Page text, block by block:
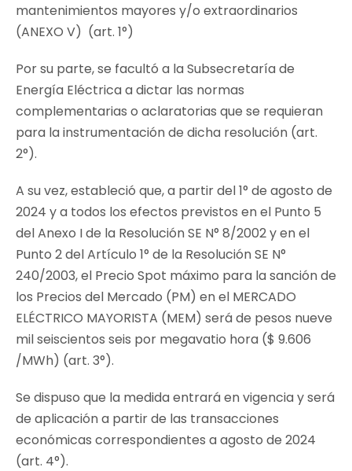
mantenimientos mayores y/o extraordinarios
(ANEXO V) (art. 1°)
Por su parte, se facultó a la Subsecretaría de
Energía Eléctrica a dictar las normas
complementarias o aclaratorias que se requieran
para la instrumentación de dicha resolución (art.
2°).
A su vez, estableció que, a partir del 1° de agosto de
2024 y a todos los efectos previstos en el Punto 5
del Anexo I de la Resolución SE N° 8/2002 y en el
Punto 2 del Artículo 1° de la Resolución SE N°
240/2003, el Precio Spot máximo para la sanción de
los Precios del Mercado (PM) en el MERCADO
ELÉCTRICO MAYORISTA (MEM) será de pesos nueve
mil seiscientos seis por megavatio hora ($ 9.606
/MWh) (art. 3°).
Se dispuso que la medida entrará en vigencia y será
de aplicación a partir de las transacciones
económicas correspondientes a agosto de 2024
(art. 4°).